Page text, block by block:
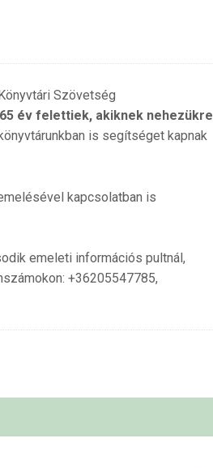
Szövetség
65 év felettiek, akiknek nehezükre
is segítséget kapnak
kapcsolatban is
emeleti információs pultnál,
+36205547785,